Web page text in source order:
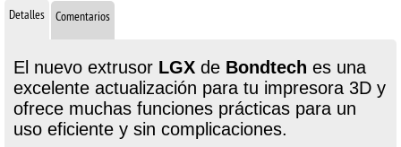
Detalles Comentarios
El nuevo extrusor LGX de Bondtech es una
excelente actualización para tu impresora 3D y
ofrece muchas funciones prácticas para un
uso eficiente y sin complicaciones.